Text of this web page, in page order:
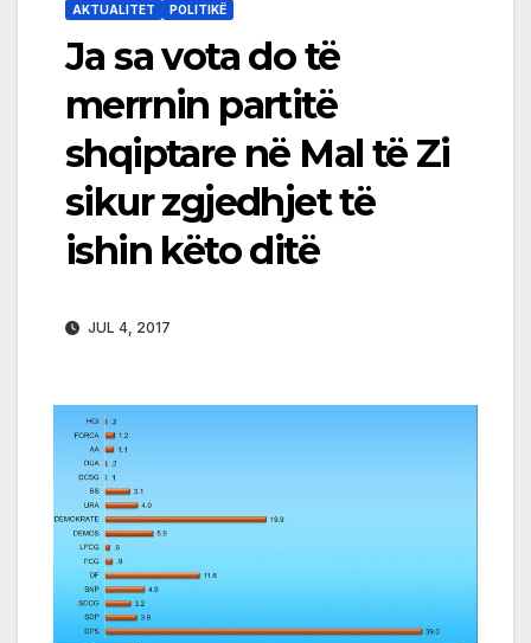
AKTUALITET POLITIKË
Ja sa vota do të
merrnin partitë
shqiptare në Mal të Zi
sikur zgjedhjet të
ishin këto ditë
JUL 4, 2017